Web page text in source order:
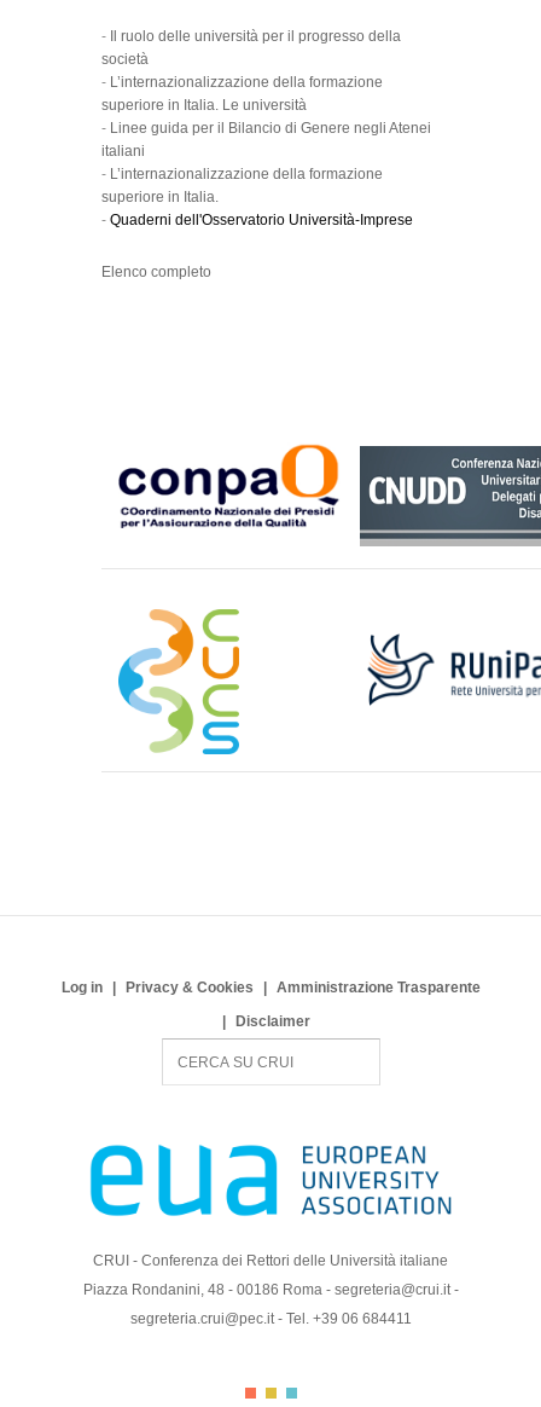
-
Il ruolo delle università per il progresso della
società
- L’internazionalizzazione della formazione
superiore in Italia. Le università
- Linee guida per il Bilancio di Genere negli Atenei
italiani
- L’internazionalizzazione della formazione
superiore in Italia.
- Quaderni dell'Osservatorio Università-Imprese
Elenco completo
Log in Privacy & Cookies
Amministrazione Trasparente
Disclaimer
c
CRUI - Conferenza dei Rettori delle Università italiane
Piazza Rondanini, 48 - 00186 Roma - segreteria@crui.it -
segreteria.crui@pec.it - Tel. +39 06 684411